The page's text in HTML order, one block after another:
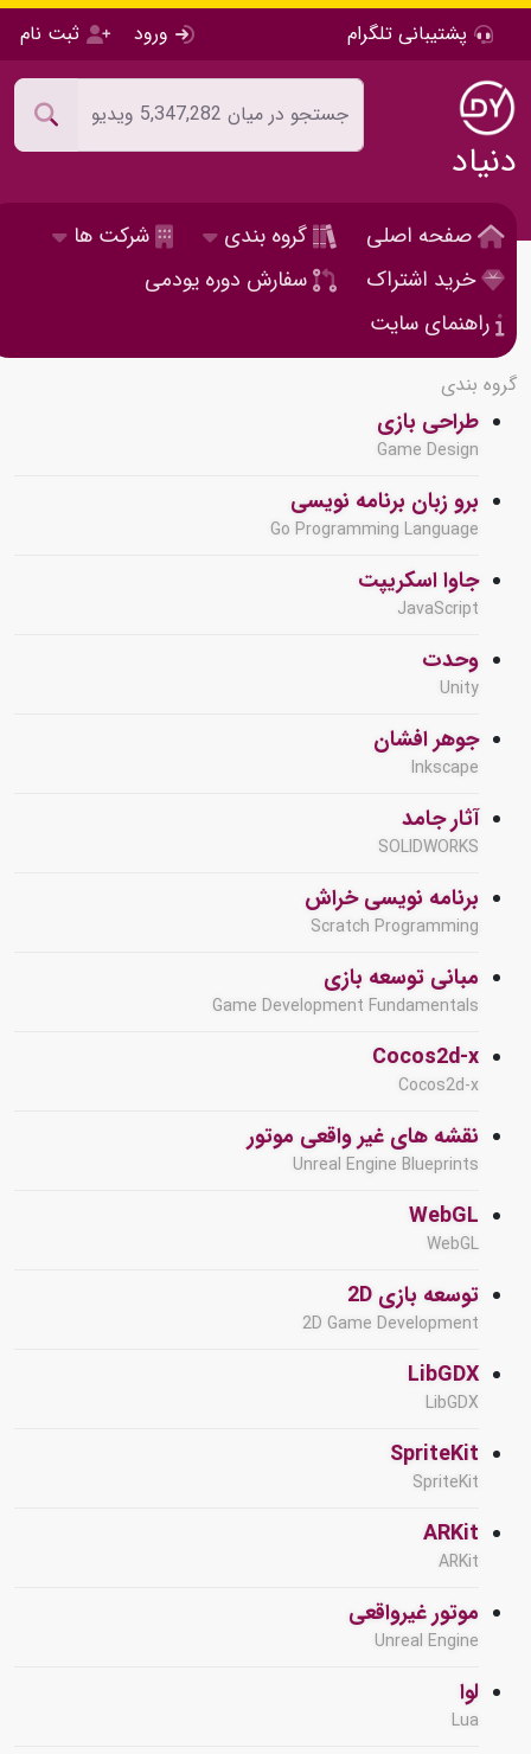
پشتیبانی تلگرام ورود ثبت نام
دنیاد
صفحه اصلی گروه بندی
شرکت ها
خرید اشتراک
سفارش دوره یودمی
راهنمای سایت
گروه بندی
طراحی بازی
Game Design
برو زبان برنامه نویسی
Go Programming Language
جاوا اسکریپت
JavaScript
وحدت
Unity
جوهر افشان
Inkscape
آثار جامد
SOLIDWORKS
برنامه نویسی خراش
Scratch Programming
مبانی توسعه بازی
Game Development Fundamentals
Cocos2d-x
Cocos2d-x
نقشه های غیر واقعی موتور
Unreal Engine Blueprints
WebGL
WebGL
توسعه بازی 2D
2D Game Development
LibGDX
LibGDX
SpriteKit
SpriteKit
ARKit
ARKit
موتور غیرواقعی
Unreal Engine
لوا
Lua